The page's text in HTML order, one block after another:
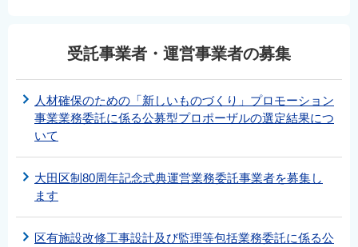
受託事業者・運営事業者の募集
人材確保のための「新しいものづくり」プロモーション
事業業務委託に係る公募型プロポーザルの選定結果につ
いて
大田区制80周年記念式典運営業務委託事業者を募集し
ます
区有施設改修工事設計及び監理等包括業務委託に係る公